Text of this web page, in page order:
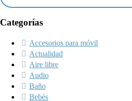
Categorías
Accesorios para móvil
Actualidad
Aire libre
Audio
Baño
Bebés